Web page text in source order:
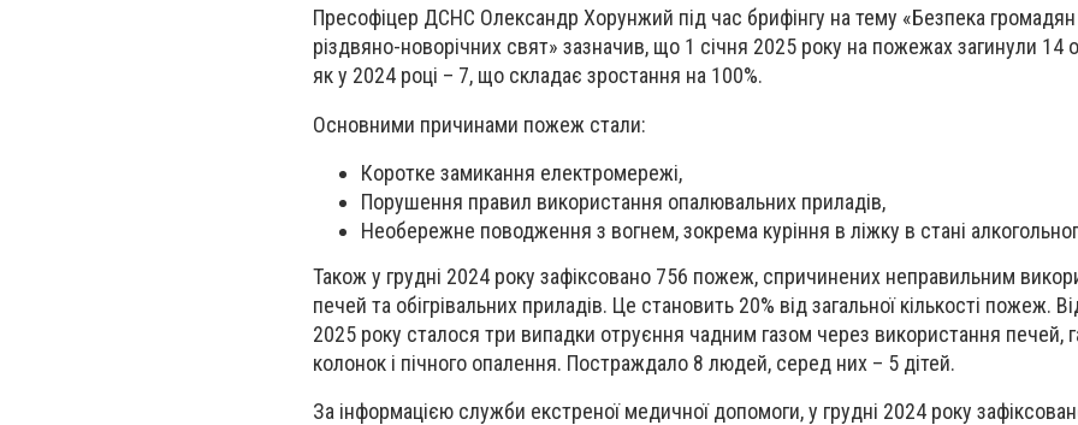
Пресофіцер ДСНС Олександр Хорунжий під час брифінгу на тему «Безпека громадян
різдвяно-новорічних свят» зазначив, що 1 січня 2025 року на пожежах загинули 14
як у 2024 році – 7, що складає зростання на 100%.
Основними причинами пожеж стали:
Коротке замикання електромережі,
Порушення правил використання опалювальних приладів,
Необережне поводження з вогнем, зокрема куріння в ліжку в стані
Також у грудні 2024 року зафіксовано 756 пожеж, спричинених неправильним
печей та обігрівальних приладів. Це становить 20% від загальної кількості пожеж.
2025 року сталося три випадки отруєння чадним газом через використання печей,
колонок і пічного опалення. Постраждало 8 людей, серед них – 5 дітей.
За інформацією служби екстреної медичної допомоги, у грудні 2024 року